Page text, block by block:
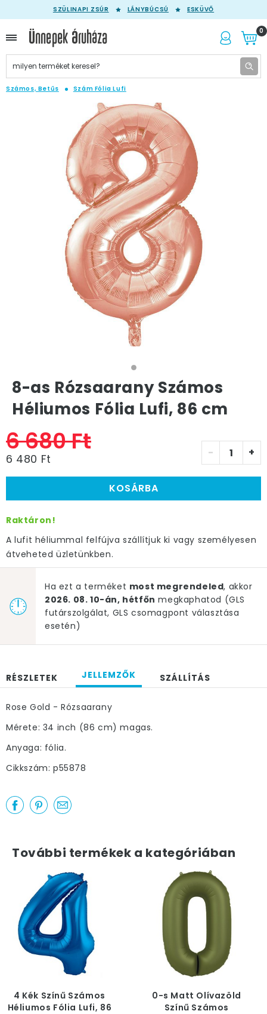
SZÜLINAPI ZSÚR LÁNYBÚCSÚ ESKÜVŐ
0
Számos, Betűs Szám Fólia Lufi
8-as Rózsaarany Számos
Héliumos Fólia Lufi, 86 cm
6 680 Ft
6 480 Ft - +
KOSÁRBA
Raktáron!
A lufit héliummal felfújva szállítjuk ki vagy személyesen
átveheted üzletünkben.
Ha ezt a terméket most megrendeled, akkor
2026. 08. 10-án, hétfőn megkaphatod (GLS
futárszolgálat, GLS csomagpont választása
esetén)
RÉSZLETEK JELLEMZŐK SZÁLLÍTÁS
Rose Gold - Rózsaarany
Mérete: 34 inch (86 cm) magas.
Anyaga: fólia.
Cikkszám: p55878
További termékek a kategóriában
4 Kék Színű Számos
Héliumos Fólia Lufi, 86
0-s Matt Olívazöld
Színű Számos